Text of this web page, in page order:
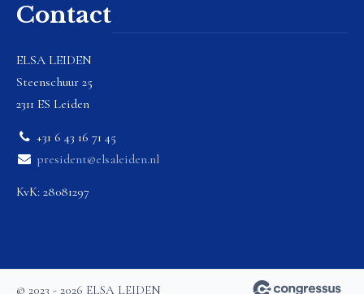
Contact
ELSA LEIDEN
Steenschuur 25
2311 ES Leiden
+31 6 43 16 71 45
president@elsaleiden.nl
KvK: 28081297
© 2023 - 2026 ELSA LEIDEN